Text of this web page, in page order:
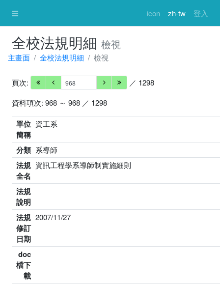
icon zh-tw 登入
全校法規明細 檢視
主畫面 全校法規明細 檢視
頁次:
／ 1298
資料項次: 968 ～ 968 ／ 1298
單位
簡稱
資工系
分類 系導師
法規
全名
資訊工程學系導師制實施細則
法規
說明
法規
修訂
日期
2007/11/27
doc
檔下
載